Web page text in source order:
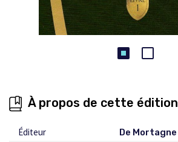
À propos de cette édition
Éditeur De Mortagne